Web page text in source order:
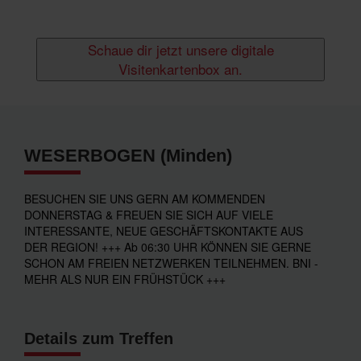
Schaue dir jetzt unsere digitale
Visitenkartenbox an.
WESERBOGEN (Minden)
BESUCHEN SIE UNS GERN AM KOMMENDEN
DONNERSTAG & FREUEN SIE SICH AUF VIELE
INTERESSANTE, NEUE GESCHÄFTSKONTAKTE AUS
DER REGION! +++ Ab 06:30 UHR KÖNNEN SIE GERNE
SCHON AM FREIEN NETZWERKEN TEILNEHMEN. BNI -
MEHR ALS NUR EIN FRÜHSTÜCK +++
Details zum Treffen